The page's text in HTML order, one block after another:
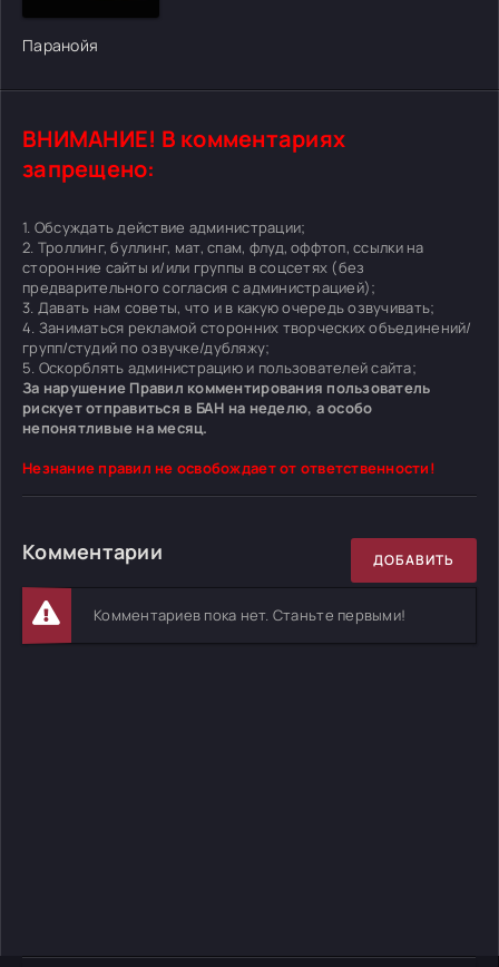
Паранойя
ВНИМАНИЕ! В комментариях
запрещено:
1. Обсуждать действие администрации;
2. Троллинг, буллинг, мат, спам, флуд, оффтоп, ссылки на
сторонние сайты и/или группы в соцсетях (без
предварительного согласия с администрацией);
3. Давать нам советы, что и в какую очередь озвучивать;
4. Заниматься рекламой сторонних творческих объединений/
групп/студий по озвучке/дубляжу;
5. Оскорблять администрацию и пользователей сайта;
За нарушение Правил комментирования пользователь
рискует отправиться в БАН на неделю, а особо
непонятливые на месяц.
Незнание правил не освобождает от ответственности!
Комментарии ДОБАВИТЬ
Комментариев пока нет. Станьте первыми!